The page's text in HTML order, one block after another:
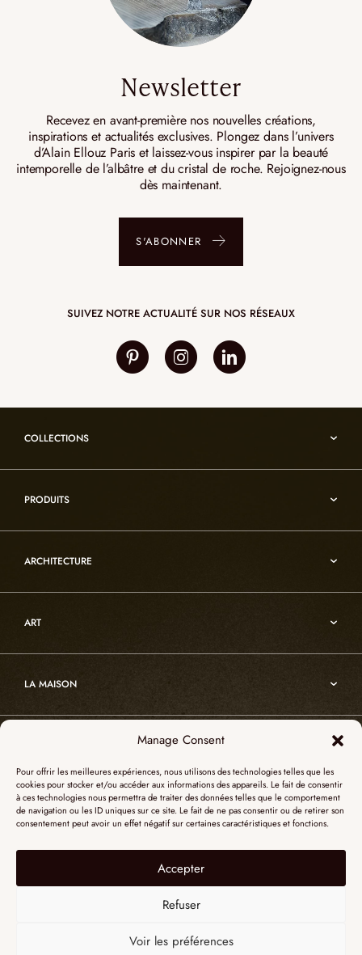
Manage Consent
Pour offrir les meilleures expériences, nous utilisons des technologies telles que les
cookies pour stocker et/ou accéder aux informations des appareils. Le fait de consentir
à ces technologies nous permettra de traiter des données telles que le comportement
de navigation ou les ID uniques sur ce site. Le fait de ne pas consentir ou de retirer son
consentement peut avoir un effet négatif sur certaines caractéristiques et fonctions.
Accepter
Refuser
Voir les préférences
Newsletter
Recevez en avant-première nos nouvelles créations,
inspirations et actualités exclusives. Plongez dans l’univers
d’Alain Ellouz Paris et laissez-vous inspirer par la beauté
intemporelle de l’albâtre et du cristal de roche. Rejoignez-nous
dès maintenant.
S'ABONNER
SUIVEZ NOTRE ACTUALITÉ SUR NOS RÉSEAUX
COLLECTIONS
Reflexion
Vesuve
Incandescence
Atelier
Cristal de roche
Edition
PRODUITS
Luminaires en cristal de roche
Mobiliers d’art usuel
Décoration
ARCHITECTURE
Sur-mesure
Nos références
ART
LA MAISON
L’atelier
Catalogues
Revue de presse
L’albâtre
55, Quai des Grands Augustins
75006 Paris
+ 33 (0)1 73 95 03 20
SHOWROOM NEW YORK
51 Hudson street
contactusa@alainellouzparis.com